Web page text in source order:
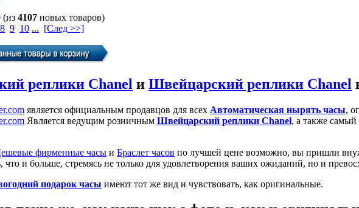
(из 4107 новых товаров)
8 9 10 ... [След >>]
реплики Chanel и Швейцарский реплики Chanel
является официальным продавцов для всех Автоматическая нырять часы,
Является ведущим розничным Швейцарский реплики Chanel, а также
фирменные часы и Браслет часов по лучшей цене возможно, вы пришли
что и больше, стремясь не только для удовлетворения ваших ожиданий, но и
подарок часы имеют тот же вид и чувствовать, как оригинальные.